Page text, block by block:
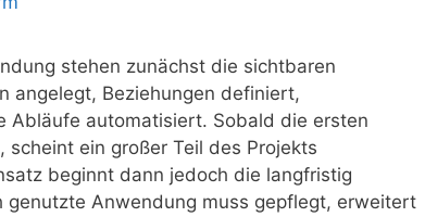
stehen zunächst die sichtbaren
angelegt, Beziehungen definiert,
Abläufe automatisiert. Sobald die ersten
ein großer Teil des Projekts
beginnt dann jedoch die langfristig
genutzte Anwendung muss gepflegt, erweitert